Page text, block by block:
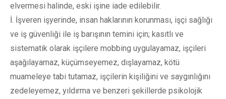
elvermesi halinde, eski işine iade edilebilir.
İ. İşveren işyerinde, insan haklarının korunması, işçi sağlığı
ve iş güvenliği ile iş barışının temini için; kasıtlı ve
sistematik olarak işçilere mobbing uygulayamaz, işçileri
aşağılayamaz, küçümseyemez, dışlayamaz, kötü
muameleye tabi tutamaz, işçilerin kişiliğini ve saygınlığını
zedeleyemez, yıldırma ve benzeri şekillerde psikolojik